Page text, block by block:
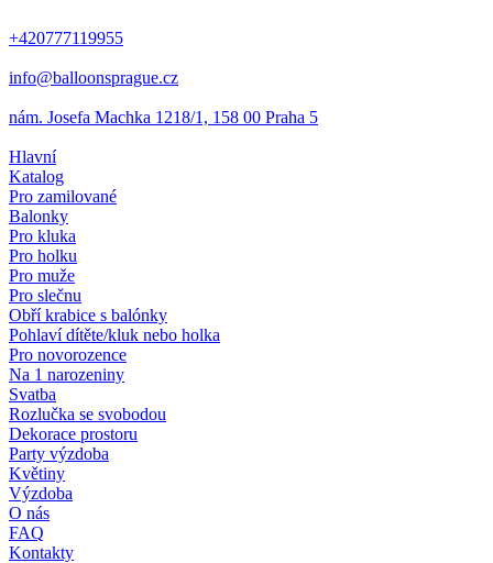
+420777119955
info@balloonsprague.cz
nám. Josefa Machka 1218/1, 158 00 Praha 5
Hlavní
Katalog
Pro zamilované
Balonky
Pro kluka
Pro holku
Pro muže
Pro slečnu
Obří krabice s balónky
Pohlaví dítěte/kluk nebo holka
Pro novorozence
Na 1 narozeniny
Svatba
Rozlučka se svobodou
Dekorace prostoru
Party výzdoba
Květiny
Výzdoba
O nás
FAQ
Kontakty